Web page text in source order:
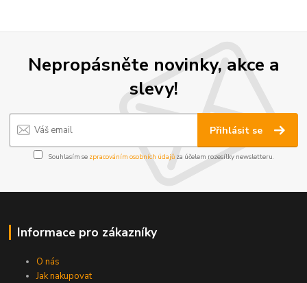
Nepropásněte novinky, akce a
slevy!
Přihlásit se
Souhlasím se zpracováním osobních údajůza účelem rozesílky newsletteru.
Informace pro zákazníky
O nás
Jak nakupovat